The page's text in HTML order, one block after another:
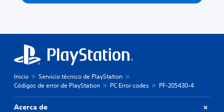
Inicio
Servicio técnico de PlayStation
Códigos de error de PlayStation
PC Error codes PF-205430-4
Acerca de